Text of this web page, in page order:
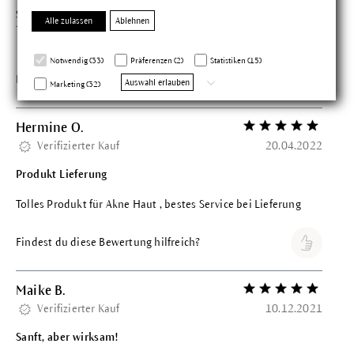
Alle zulassen Ablehnen
Notwendig (33) Präferenzen (2) Statistiken (15)
Marketing (32) Auswahl erlauben
Sehr angenehm und erfrischend. Auch wenn es nichts an
Tonikum ran kommt.
Findest du diese Bewertung hilfreich?
Hermine O. Bewertung mit 5
Verifizierter Kauf 20.04.2022
Produkt Lieferung
Tolles Produkt für Akne Haut , bestes Service bei Lieferung
Findest du diese Bewertung hilfreich?
Maike B. Bewertung mit 5
Verifizierter Kauf 10.12.2021
Sanft, aber wirksam!